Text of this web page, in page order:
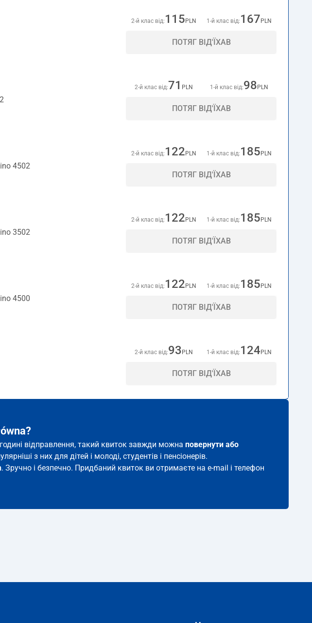
2-й клас від: 115 PLN 1-й клас від: 167 PLN
ПОТЯГ ВІД'ЇХАВ
2-й клас від:71 PLN 1-й клас від:98 PLN
ПОТЯГ ВІД'ЇХАВ
4502
2-й клас від: 122 PLN 1-й клас від: 185 PLN
ПОТЯГ ВІД'ЇХАВ
3502
2-й клас від: 122 PLN 1-й клас від: 185 PLN
ПОТЯГ ВІД'ЇХАВ
4500
2-й клас від: 122 PLN 1-й клас від: 185 PLN
ПОТЯГ ВІД'ЇХАВ
2-й клас від:93 PLN 1-й клас від: 124 PLN
ПОТЯГ ВІД'ЇХАВ
відправлення, такий квиток завжди можна повернути або
з них для дітей і молоді, студентів і пенсіонерів.
. Зручно і безпечно. Придбаний квиток ви отримаєте на e-mail і телефон